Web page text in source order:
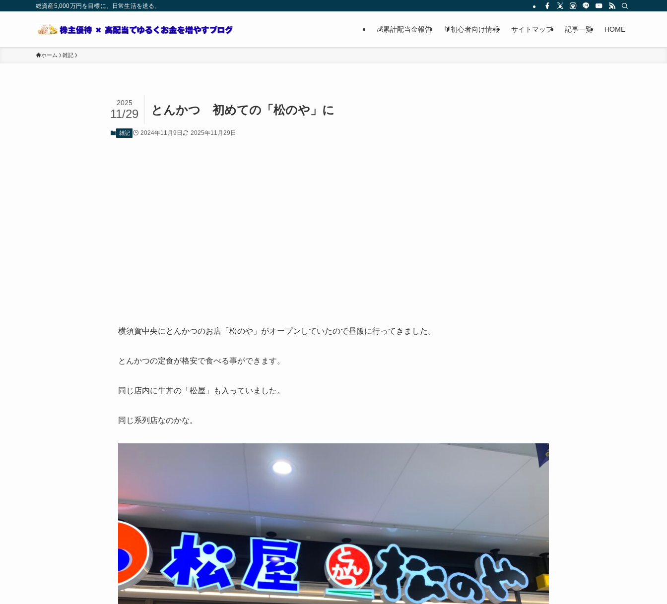
総資産5,000万円を目標に、日常生活を送る。
💰累計配当金報告 🔰初心者向け情報 サイトマップ 記事一覧 HOME
ホーム 雑記
とんかつ 初めての「松のや」に
2025
11/29
雑記 2024年11月9日 2025年11月29日
横須賀中央にとんかつのお店「松のや」がオープンしていたので昼飯に行ってきました。
とんかつの定食が格安で食べる事ができます。
同じ店内に牛丼の「松屋」も入っていました。
同じ系列店なのかな。